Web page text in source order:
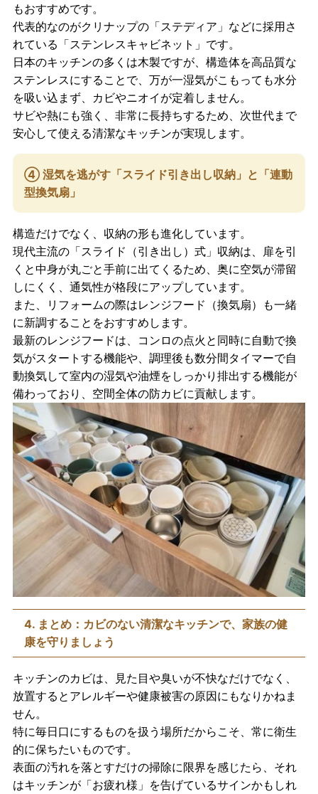
もおすすめです。
代表的なのがクリナップの「ステディア」などに採用さ
れている「ステンレスキャビネット」です。
日本のキッチンの多くは木製ですが、構造体を高品質な
ステンレスにすることで、万が一湿気がこもっても水分
を吸い込まず、カビやニオイが定着しません。
サビや熱にも強く、非常に長持ちするため、次世代まで
安心して使える清潔なキッチンが実現します。
④ 湿気を逃がす「スライド引き出し収納」と「連動
型換気扇」
構造だけでなく、収納の形も進化しています。
現代主流の「スライド（引き出し）式」収納は、扉を引
くと中身が丸ごと手前に出てくるため、奥に空気が滞留
しにくく、通気性が格段にアップしています。
また、リフォームの際はレンジフード（換気扇）も一緒
に新調することをおすすめします。
最新のレンジフードは、コンロの点火と同時に自動で換
気がスタートする機能や、調理後も数分間タイマーで自
動換気して室内の湿気や油煙をしっかり排出する機能が
備わっており、空間全体の防カビに貢献します。
4. まとめ：カビのない清潔なキッチンで、家族の健
康を守りましょう
キッチンのカビは、見た目や臭いが不快なだけでなく、
放置するとアレルギーや健康被害の原因にもなりかねま
せん。
特に毎日口にするものを扱う場所だからこそ、常に衛生
的に保ちたいものです。
表面の汚れを落とすだけの掃除に限界を感じたら、それ
はキッチンが「お疲れ様」を告げているサインかもしれ